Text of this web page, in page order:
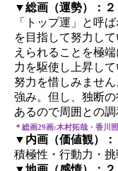
▼総画（運勢）：２
「トップ運」と呼
を目指して努力し
えられることを極
力を駆使し上昇し
努力を惜しみませ
強み。但し、独断
あるので周囲との
＊総画29画:木村拓哉・香川
▼内画（価値観）：
積極性・行動力・挑